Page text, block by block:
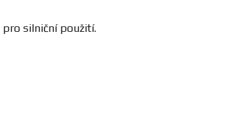
pro silniční použití.